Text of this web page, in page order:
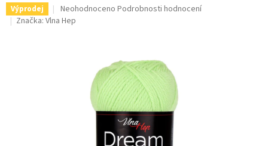
Výprodej
Průměrné
hodnocení
hvězdiček.
Neohodnoceno Podrobnosti hodnocení
Značka: Vlna Hep